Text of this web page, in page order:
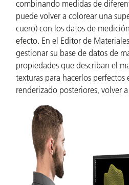
combinando medidas de
puede volver a colorear una
cuero) con los datos de
efecto. En el Editor de
gestionar su base de datos de
propiedades que describan el
texturas para hacerlos perfectos
renderizado posteriores, volver